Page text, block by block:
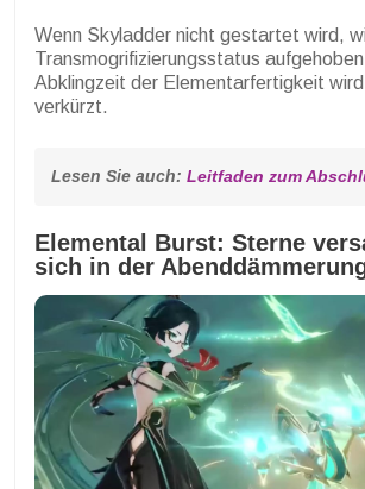
Wenn Skyladder nicht gestartet wird,
Transmogrifizierungsstatus
Abklingzeit der Elementarfertigkeit
verkürzt.
Lesen Sie auch: Leitfaden zum
Elemental Burst: Sterne
sich in der